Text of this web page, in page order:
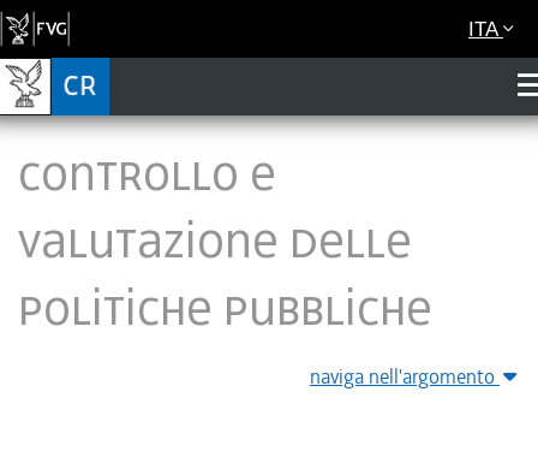
ITA
Controllo e
valutazione delle
politiche pubbliche
naviga nell'argomento